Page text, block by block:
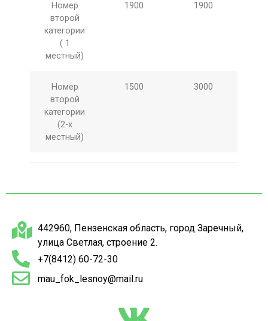
Номер
второй
категории
( 1
местный)
1900 1900
Номер
второй
категории
(2-х
местный)
1500 3000
442960, Пензенская область, город Заречный,
улица Светлая, строение 2.
+7(8412) 60-72-30
mau_fok_lesnoy@mail.ru